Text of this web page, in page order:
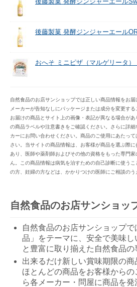
後藤製菓 発酵ジンジャーエール
おへそ ミニピザ（マルゲリータ）
自然食品のお店サンショップでは正しい商品情報をお届
メーカーが告知なしにパッケージまたは成分を変更す
お届けの商品とサイト上の画像・表記が異なる場合が
の商品ラベルや注意書きをご確認ください。さらに詳
カーにお問い合わせください。商品のご使用にあたっ
さい。当サイトの商品情報は、お客様が商品を選ぶ際
あり、医師や薬剤師およびその他の資格をもった専門
ん。この商品情報は病気を治すための自己診断に使う
の方、妊婦の方などは、かかりつけの医師にご相談のう
自然食品のお店サンショッ
自然食品のお店サンショップ
品」をテーマに、安全で美味し
と豊富に取り揃えた自然食品の
出来るだけ新しい賞味期限の商
ほとんどの商品をお客様から
ら各メーカー・問屋に商品を